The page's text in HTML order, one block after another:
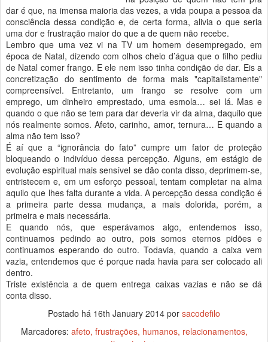
dar é que, na imensa maioria das vezes, a vida poupa a pessoa da
consciência dessa condição e, de certa forma, alivia o que seria
uma dor e frustração maior do que a de quem não recebe.
Lembro que uma vez vi na TV um homem desempregado, em
época de Natal, dizendo com olhos cheio d’água que o filho pediu
de Natal comer frango. E ele nem isso tinha condição de dar. Eis a
concretização do sentimento de forma mais "capitalistamente"
compreensível. Entretanto, um frango se resolve com um
emprego, um dinheiro emprestado, uma esmola… sei lá. Mas e
quando o que não se tem para dar deveria vir da alma, daquilo que
nós realmente somos. Afeto, carinho, amor, ternura… E quando a
alma não tem isso?
É aí que a “ignorância do fato” cumpre um fator de proteção
bloqueando o indivíduo dessa percepção. Alguns, em estágio de
evolução espiritual mais sensível se dão conta disso, deprimem-se,
entristecem e, em um esforço pessoal, tentam completar na alma
aquilo que lhes falta durante a vida. A percepção dessa condição é
a primeira parte dessa mudança, a mais dolorida, porém, a
primeira e mais necessária.
E quando nós, que esperávamos algo, entendemos isso,
continuamos pedindo ao outro, pois somos eternos pidões e
continuamos esperando do outro. Todavia, quando a caixa vem
vazia, entendemos que é porque nada havia para ser colocado ali
dentro.
Triste existência a de quem entrega caixas vazias e não se dá
conta disso.
Postado há 16th January 2014 por sacodefilo
Marcadores: afeto frustrações humanos relacionamentos